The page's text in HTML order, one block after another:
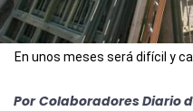
En unos meses será difícil y
Por Colaboradores Diario